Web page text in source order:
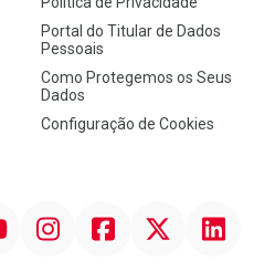
Portal do Titular de Dados
Pessoais
Como Protegemos os Seus
Dados
Configuração de Cookies
InstagramFacebookTwitter Linkedin